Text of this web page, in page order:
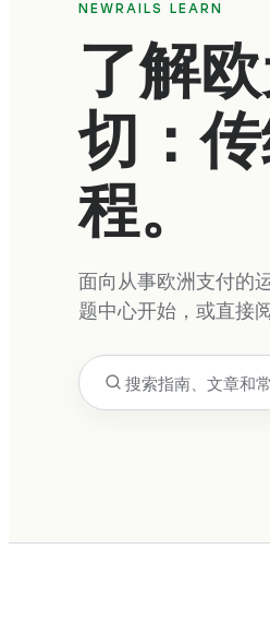
NEWRAILS LEARN
了解
切：
程。
面向从事欧洲支付的
题中心开始，或直接